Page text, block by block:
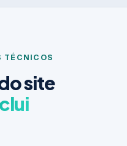
TÉCNICOS
site